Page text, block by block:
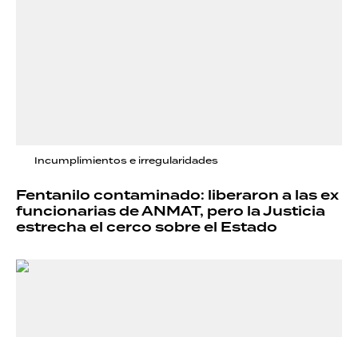
Incumplimientos e irregularidades
Fentanilo contaminado: liberaron a las ex
funcionarias de ANMAT, pero la Justicia
estrecha el cerco sobre el Estado